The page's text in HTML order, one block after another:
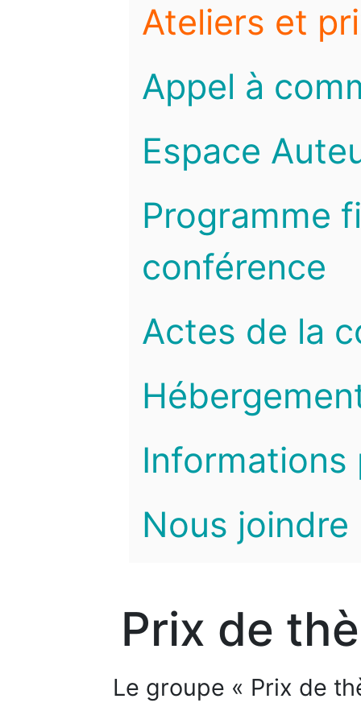
Ateliers et
Appel à
Espace
Programme
conférence
Actes de la
Informations
Nous joindre
Prix de
Le groupe « Prix de